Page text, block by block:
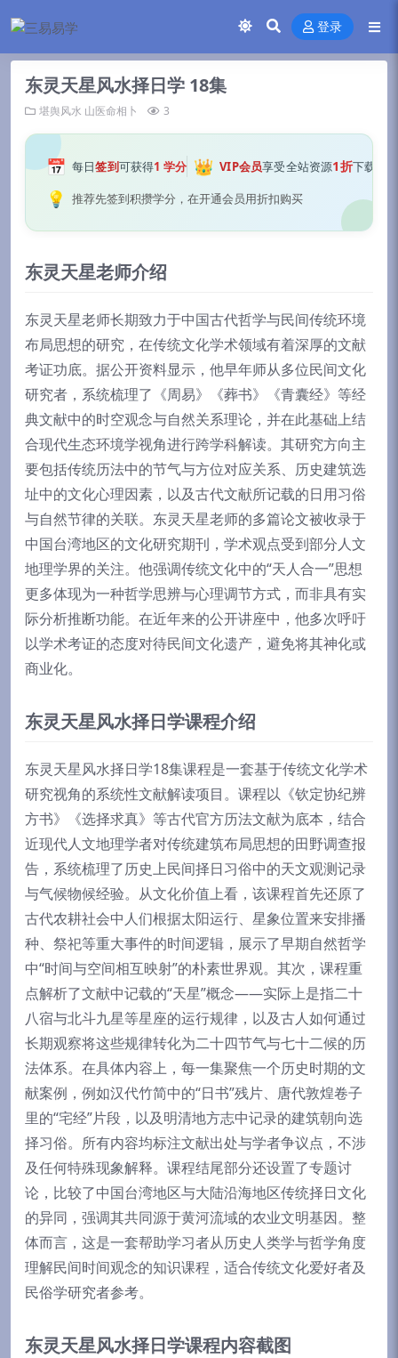
登录
东灵天星风水择日学 18集
堪舆风水 山医命相卜 3
📅 每日签到可获得1 学分 👑 VIP会员享受全站资源1折下载
💡 推荐先签到积攒学分，在开通会员用折扣购买
东灵天星老师介绍
东灵天星老师长期致力于中国古代哲学与民间传统环境
布局思想的研究，在传统文化学术领域有着深厚的文献
考证功底。据公开资料显示，他早年师从多位民间文化
研究者，系统梳理了《周易》《葬书》《青囊经》等经
典文献中的时空观念与自然关系理论，并在此基础上结
合现代生态环境学视角进行跨学科解读。其研究方向主
要包括传统历法中的节气与方位对应关系、历史建筑选
址中的文化心理因素，以及古代文献所记载的日用习俗
与自然节律的关联。东灵天星老师的多篇论文被收录于
中国台湾地区的文化研究期刊，学术观点受到部分人文
地理学界的关注。他强调传统文化中的“天人合一”思想
更多体现为一种哲学思辨与心理调节方式，而非具有实
际分析推断功能。在近年来的公开讲座中，他多次呼吁
以学术考证的态度对待民间文化遗产，避免将其神化或
商业化。
东灵天星风水择日学课程介绍
东灵天星风水择日学18集课程是一套基于传统文化学术
研究视角的系统性文献解读项目。课程以《钦定协纪辨
方书》《选择求真》等古代官方历法文献为底本，结合
近现代人文地理学者对传统建筑布局思想的田野调查报
告，系统梳理了历史上民间择日习俗中的天文观测记录
与气候物候经验。从文化价值上看，该课程首先还原了
古代农耕社会中人们根据太阳运行、星象位置来安排播
种、祭祀等重大事件的时间逻辑，展示了早期自然哲学
中“时间与空间相互映射”的朴素世界观。其次，课程重
点解析了文献中记载的“天星”概念——实际上是指二十
八宿与北斗九星等星座的运行规律，以及古人如何通过
长期观察将这些规律转化为二十四节气与七十二候的历
法体系。在具体内容上，每一集聚焦一个历史时期的文
献案例，例如汉代竹简中的“日书”残片、唐代敦煌卷子
里的“宅经”片段，以及明清地方志中记录的建筑朝向选
择习俗。所有内容均标注文献出处与学者争议点，不涉
及任何特殊现象解释。课程结尾部分还设置了专题讨
论，比较了中国台湾地区与大陆沿海地区传统择日文化
的异同，强调其共同源于黄河流域的农业文明基因。整
体而言，这是一套帮助学习者从历史人类学与哲学角度
理解民间时间观念的知识课程，适合传统文化爱好者及
民俗学研究者参考。
东灵天星风水择日学课程内容截图